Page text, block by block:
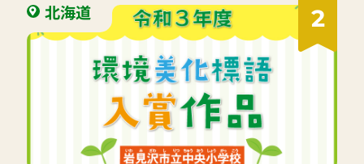
2
北海道